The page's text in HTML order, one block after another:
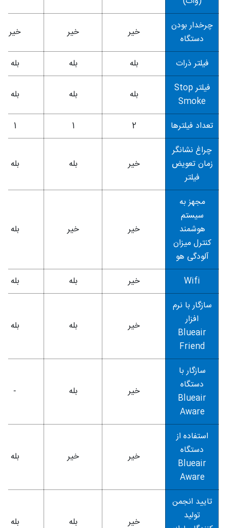
چرخدار بودن
دستگاه
خیر خیر خیر
فیلتر ذرات بله بله
بله
فیلتر Stop
Smoke
بله بله بله
تعداد فیلترها 2
1
1
چراغ نشانگر
زمان تعویض
فیلتر
خیر بله بله
مجهز به
سیستم
هوشمند
کنترل میزان
آلودگی هو
خیر خیر بله
Wifi خیر بله
بله
سازگار با نرم
افزار
Blueair
Friend
خیر بله بله
سازگار با
دستگاه
Blueair
Aware
خیر بله -
استفاده از
دستگاه
Blueair
Aware
خیر خیر بله
تایید انجمن
تولید
خیر بله بله